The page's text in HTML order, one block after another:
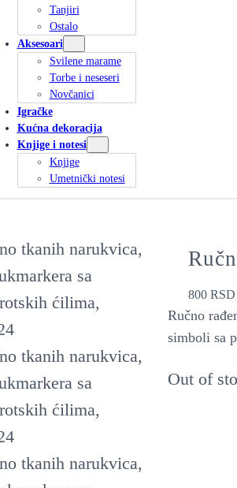
Tanjiri
Ostalo
Aksesoari
Svilene marame
Torbe i neseseri
Novčanici
Igračke
Kućna dekoracija
Knjige i notesi
Knjige
Umetnički notesi
800RSD
Ručno
simboli sa
Out of